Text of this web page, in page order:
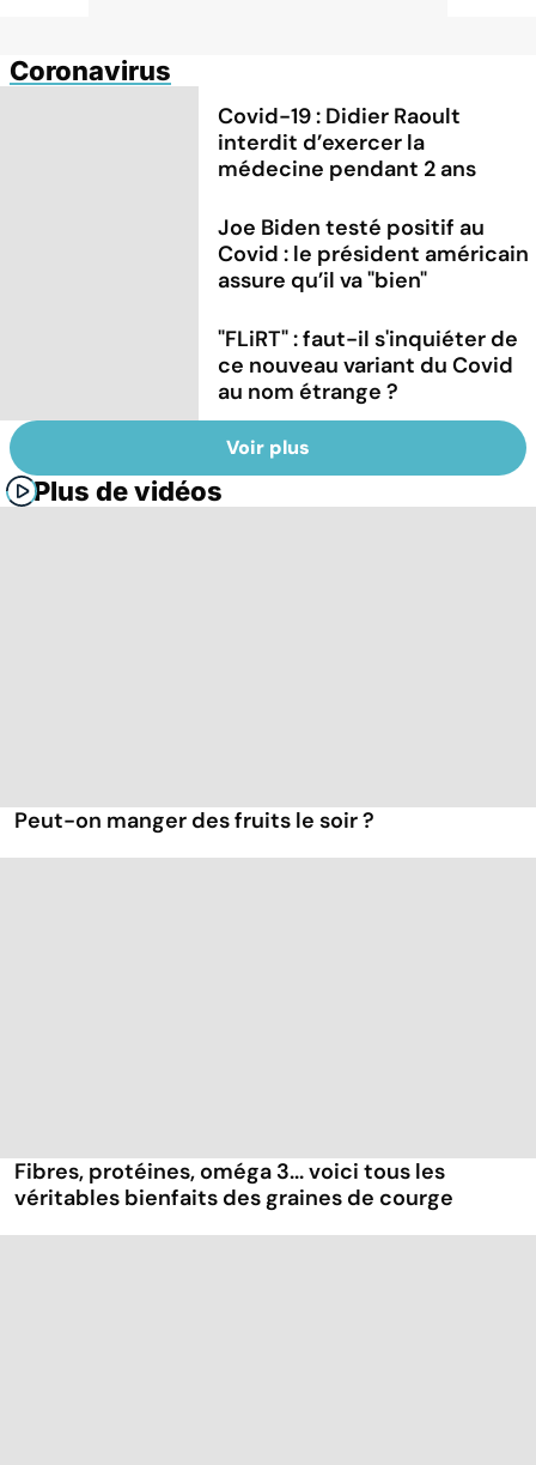
Coronavirus
Covid-19 : Didier Raoult
interdit d’exercer la
médecine pendant 2 ans
Joe Biden testé positif au
Covid : le président américain
assure qu’il va "bien"
"FLiRT" : faut-il s'inquiéter de
ce nouveau variant du Covid
au nom étrange ?
Voir plus
Plus de vidéos
Peut-on manger des fruits le soir ?
Fibres, protéines, oméga 3... voici tous les
véritables bienfaits des graines de courge